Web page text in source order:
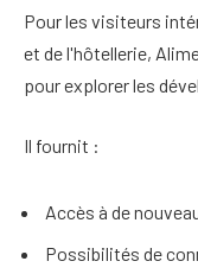
Pour les visiteurs
et de l'hôtellerie,
pour explorer les
Il fournit :
Accès à de
Possibilités de